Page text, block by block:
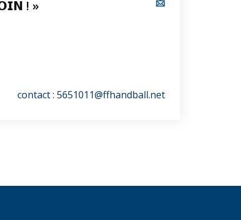
! »
contact : 5651011@ffhandball.net